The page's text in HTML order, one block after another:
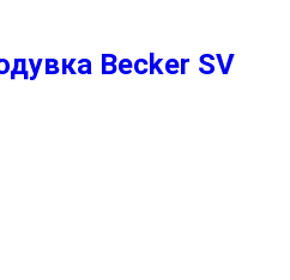
Becker SV